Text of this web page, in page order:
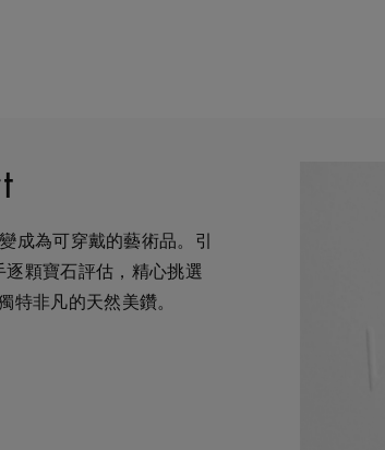
成為可穿戴的藝術品。引
顆寶石評估，精心挑選
特非凡的天然美鑽。
之旅的每個階段 —— 從鑽
有舉足輕重的獨特地
醉人魅力，精心創造出工
時刻。在這趟追尋極致瑰
不可。全靠多年累積而來
佩戴者和製作過程中的所
力確保每顆鑽石都能對開
們將此承諾稱為「建設永
都渴望能為您提供度身訂
，即可透過私人諮詢得到